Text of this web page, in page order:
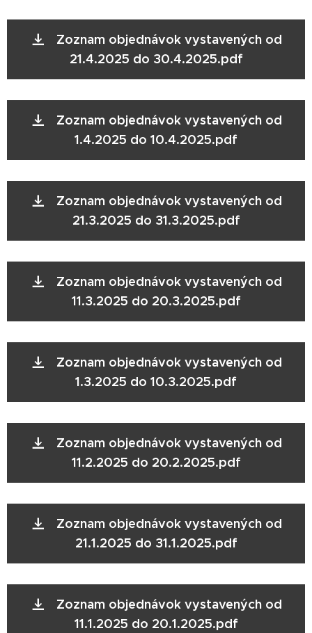
Zoznam objednávok vystavených od
21.4.2025 do 30.4.2025.pdf
Zoznam objednávok vystavených od
1.4.2025 do 10.4.2025.pdf
Zoznam objednávok vystavených od
21.3.2025 do 31.3.2025.pdf
Zoznam objednávok vystavených od
11.3.2025 do 20.3.2025.pdf
Zoznam objednávok vystavených od
1.3.2025 do 10.3.2025.pdf
Zoznam objednávok vystavených od
11.2.2025 do 20.2.2025.pdf
Zoznam objednávok vystavených od
21.1.2025 do 31.1.2025.pdf
Zoznam objednávok vystavených od
11.1.2025 do 20.1.2025.pdf